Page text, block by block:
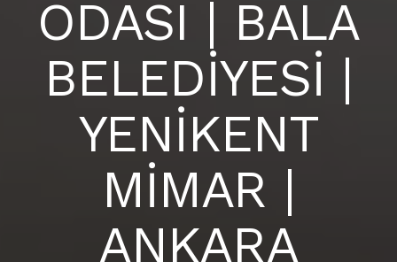
ODASI | BALA
BELEDİYESİ |
YENİKENT
MİMAR |
ANKARA